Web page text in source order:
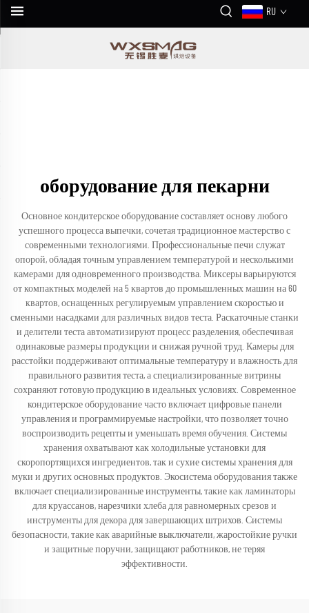
RU
оборудование для пекарни
Основное кондитерское оборудование составляет основу любого
успешного процесса выпечки, сочетая традиционное мастерство с
современными технологиями. Профессиональные печи служат
опорой, обладая точным управлением температурой и несколькими
камерами для одновременного производства. Миксеры варьируются
от компактных моделей на 5 квартов до промышленных машин на 60
квартов, оснащенных регулируемым управлением скоростью и
сменными насадками для различных видов теста. Раскаточные станки
и делители теста автоматизируют процесс разделения, обеспечивая
одинаковые размеры продукции и снижая ручной труд. Камеры для
расстойки поддерживают оптимальные температуру и влажность для
правильного развития теста, а специализированные витрины
сохраняют готовую продукцию в идеальных условиях. Современное
кондитерское оборудование часто включает цифровые панели
управления и программируемые настройки, что позволяет точно
воспроизводить рецепты и уменьшать время обучения. Системы
хранения охватывают как холодильные установки для
скоропортящихся ингредиентов, так и сухие системы хранения для
муки и других основных продуктов. Экосистема оборудования также
включает специализированные инструменты, такие как ламинаторы
для круассанов, нарезчики хлеба для равномерных срезов и
инструменты для декора для завершающих штрихов. Системы
безопасности, такие как аварийные выключатели, жаростойкие ручки
и защитные поручни, защищают работников, не теряя
эффективности.